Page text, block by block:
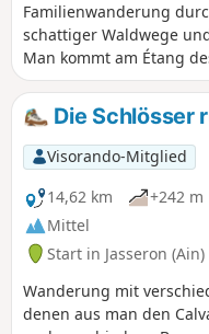
Familienwanderung
schattiger Waldwege
Man kommt am Étang
Spaziergang zu jeder
Schwierigkeiten, der
bei feuchtem Wetter an
kann.
Die Schlösser
Visorando-Mitglied
14,62 km
+242 m
Mittel
Start in Jasseron (Ain)
Wanderung mit
denen aus man den